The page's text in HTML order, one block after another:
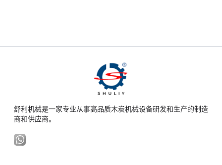
舒利机械是一家专业从事高品质木炭机械设备研发和生产的制造
商和供应商。